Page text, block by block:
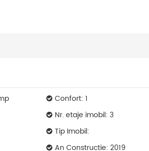
Confort: 1
Nr. etaje imobil: 3
Tip Imobil:
An Constructie: 2019